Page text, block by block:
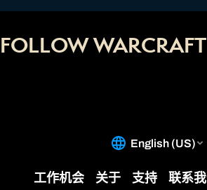
FOLLOW WARCRAFT